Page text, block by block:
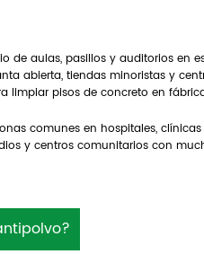
de aulas, pasillos y auditorios en
abierta, tiendas minoristas y
limpiar pisos de concreto en
comunes en hospitales,
y centros comunitarios con